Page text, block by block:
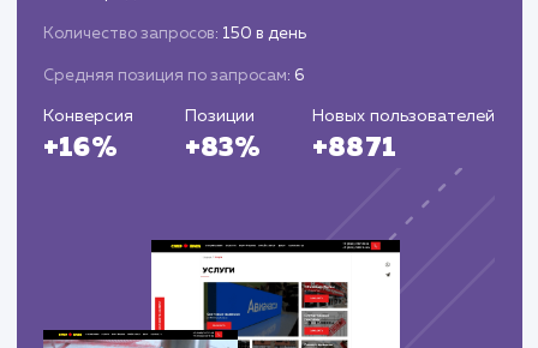
компании.
Вас могут
заинтересовать